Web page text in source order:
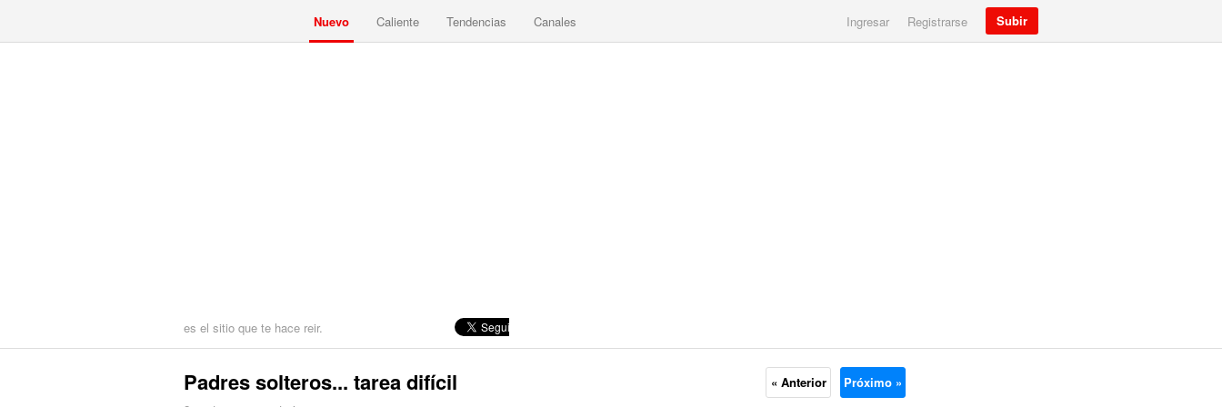
Nuevo Caliente Tendencias Canales Ingresar Registrarse Subir
es el sitio que te hace reir.
Padres solteros... tarea difícil « Anterior Próximo »